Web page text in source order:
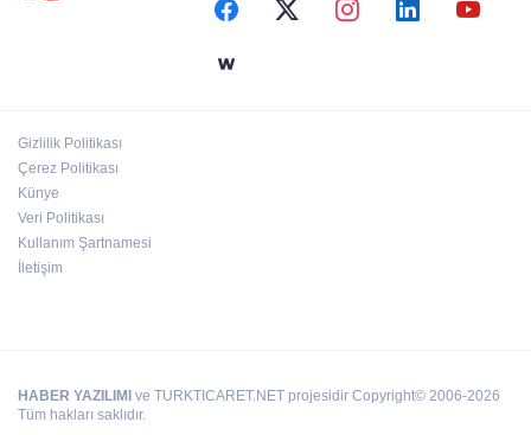
Gizlilik Politikası
Çerez Politikası
Künye
Veri Politikası
Kullanım Şartnamesi
İletişim
HABER YAZILIMI ve TURKTICARET.NET projesidir Copyright© 2006-2026
Tüm hakları saklıdır.